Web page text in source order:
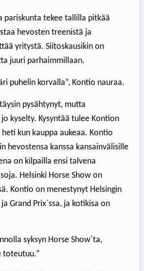
pariskunta tekee tallilla pitkää
hevosten treenistä ja
yritystä. Siitoskausikin on
juuri parhaimmillaan.
puhelin korvalla”, Kontio nauraa.
pysähtynyt, mutta
kyselty. Kysyntää tulee Kontion
kun kauppa aukeaa. Kontio
hevostensa kanssa kansainvälisille
on kilpailla ensi talvena
Helsinki Horse Show on
Kontio on menestynyt Helsingin
Grand Prix´ssa, ja kotikisa on
syksyn Horse Show´ta,
toteutuu.”